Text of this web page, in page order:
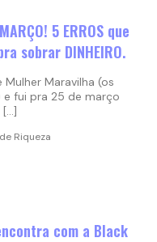
5 ERROS que
sobrar DINHEIRO.
Mulher Maravilha (os
fui pra 25 de março
[…]
Riqueza
com a Black